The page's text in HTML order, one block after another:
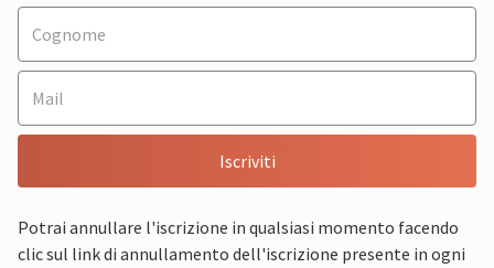
Iscriviti
Potrai annullare l'iscrizione in qualsiasi momento facendo
clic sul link di annullamento dell'iscrizione presente in ogni